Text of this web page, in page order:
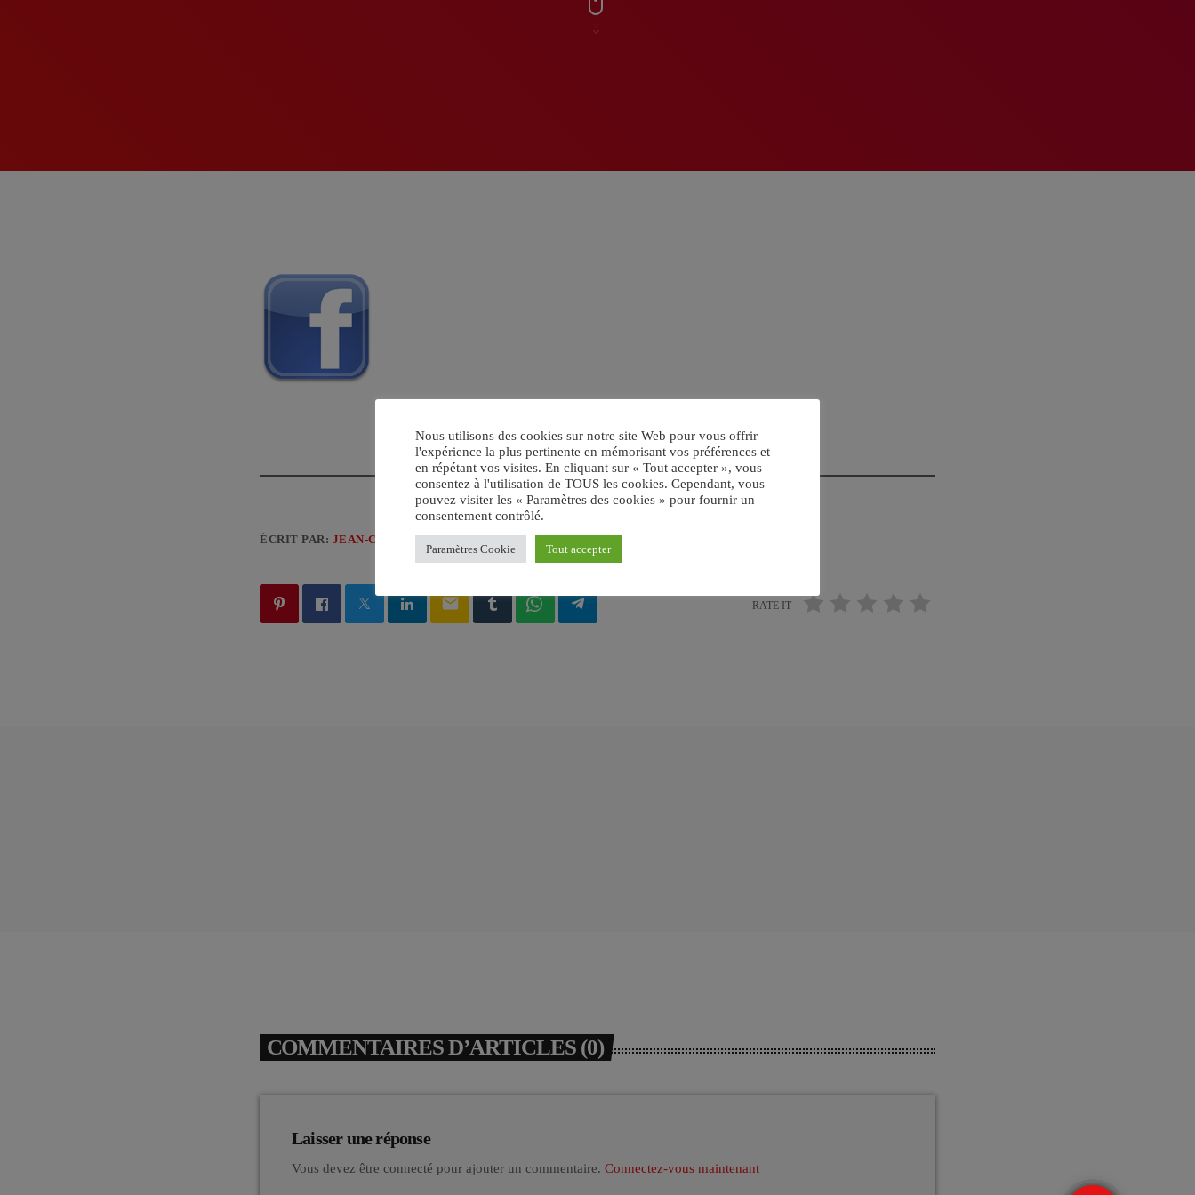
ÉCRIT PAR: JEAN-CLAUDE
email RATE IT
COMMENTAIRES D’ARTICLES (0)
Laisser une réponse
Vous devez être connecté pour ajouter un commentaire. Connectez-vous maintenant
Nous utilisons des cookies sur notre site Web pour vous offrir
l'expérience la plus pertinente en mémorisant vos préférences et
en répétant vos visites. En cliquant sur « Tout accepter », vous
consentez à l'utilisation de TOUS les cookies. Cependant, vous
pouvez visiter les « Paramètres des cookies » pour fournir un
consentement contrôlé.
Paramètres Cookie Tout accepter